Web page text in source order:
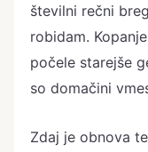
številni rečni
robidam.
počele starejše
so domačini
Zdaj je obnova